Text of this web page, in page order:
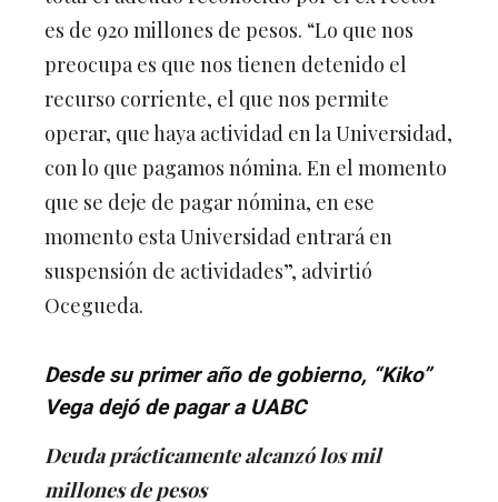
es de 920 millones de pesos. “Lo que nos
preocupa es que nos tienen detenido el
recurso corriente, el que nos permite
operar, que haya actividad en la Universidad,
con lo que pagamos nómina. En el momento
que se deje de pagar nómina, en ese
momento esta Universidad entrará en
suspensión de actividades”, advirtió
Ocegueda.
Desde su primer año de gobierno, “Kiko”
Vega dejó de pagar a UABC
Deuda prácticamente alcanzó los mil
millones de pesos